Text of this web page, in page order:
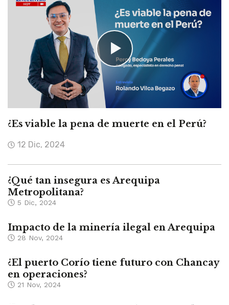
¿Es viable la pena de muerte en el Perú?
12 Dic, 2024
¿Qué tan insegura es Arequipa
Metropolitana?
5 Dic, 2024
Impacto de la minería ilegal en Arequipa
28 Nov, 2024
¿El puerto Corío tiene futuro con Chancay
en operaciones?
21 Nov, 2024